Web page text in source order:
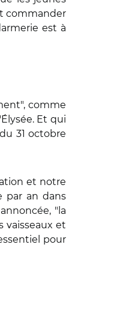
commander
est à
comme
Et qui
du 31 octobre
et notre
par an dans
"la
vaisseaux et
pour